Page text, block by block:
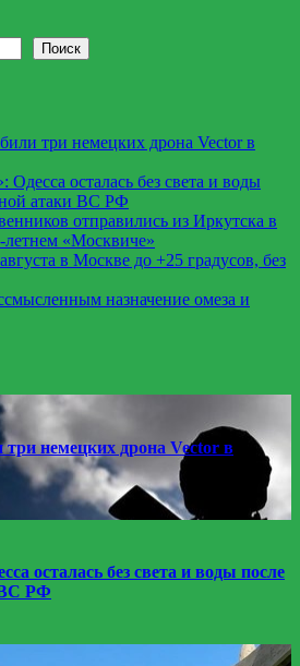
Поиск
три немецких дрона Vector в
Одесса осталась без света и воды
атаки ВС РФ
отправились из Иркутска в
«Москвиче»
в Москве до +25 градусов, без
назначение омеза и
немецких дрона Vector в
осталась без света и воды после
ВС РФ